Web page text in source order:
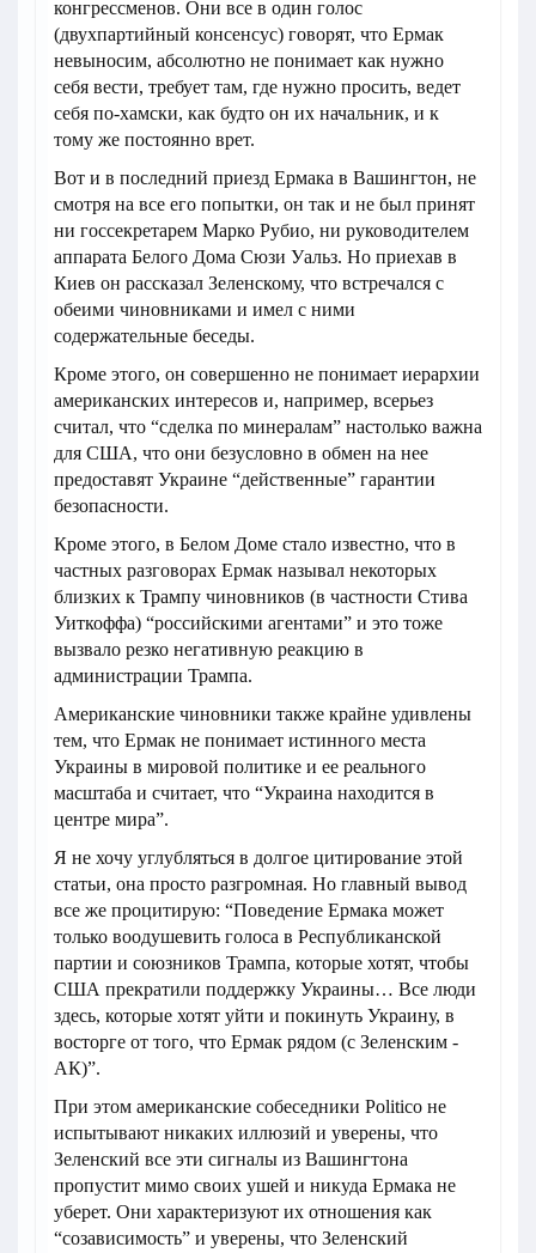
конгрессменов. Они все в один голос
(двухпартийный консенсус) говорят, что Ермак
невыносим, абсолютно не понимает как нужно
себя вести, требует там, где нужно просить, ведет
себя по-хамски, как будто он их начальник, и к
тому же постоянно врет.
Вот и в последний приезд Ермака в Вашингтон, не
смотря на все его попытки, он так и не был принят
ни госсекретарем Марко Рубио, ни руководителем
аппарата Белого Дома Сюзи Уальз. Но приехав в
Киев он рассказал Зеленскому, что встречался с
обеими чиновниками и имел с ними
содержательные беседы.
Кроме этого, он совершенно не понимает иерархии
американских интересов и, например, всерьез
считал, что “сделка по минералам” настолько важна
для США, что они безусловно в обмен на нее
предоставят Украине “действенные” гарантии
безопасности.
Кроме этого, в Белом Доме стало известно, что в
частных разговорах Ермак называл некоторых
близких к Трампу чиновников (в частности Стива
Уиткоффа) “российскими агентами” и это тоже
вызвало резко негативную реакцию в
администрации Трампа.
Американские чиновники также крайне удивлены
тем, что Ермак не понимает истинного места
Украины в мировой политике и ее реального
масштаба и считает, что “Украина находится в
центре мира”.
Я не хочу углубляться в долгое цитирование этой
статьи, она просто разгромная. Но главный вывод
все же процитирую: “Поведение Ермака может
только воодушевить голоса в Республиканской
партии и союзников Трампа, которые хотят, чтобы
США прекратили поддержку Украины… Все люди
здесь, которые хотят уйти и покинуть Украину, в
восторге от того, что Ермак рядом (с Зеленским -
АК)”.
При этом американские собеседники Politico не
испытывают никаких иллюзий и уверены, что
Зеленский все эти сигналы из Вашингтона
пропустит мимо своих ушей и никуда Ермака не
уберет. Они характеризуют их отношения как
“созависимость” и уверены, что Зеленский